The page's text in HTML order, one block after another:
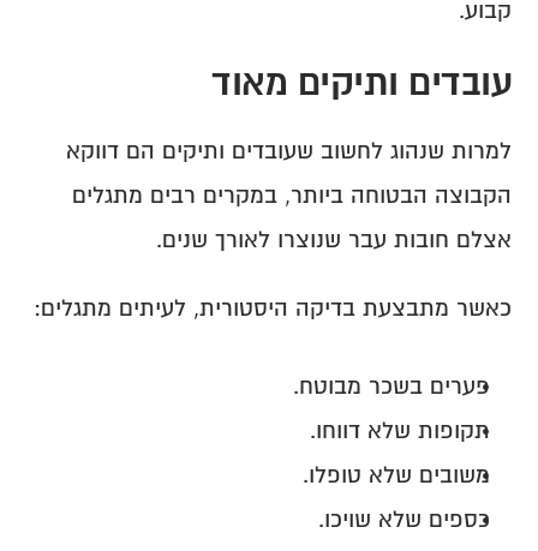
קבוע.
עובדים ותיקים מאוד
אצלם חובות עבר שנוצרו לאורך שנים.
כאשר מתבצעת בדיקה היסטורית, לעיתים מתגלים:
פערים בשכר מבוטח.
תקופות שלא דווחו.
משובים שלא טופלו.
כספים שלא שויכו.